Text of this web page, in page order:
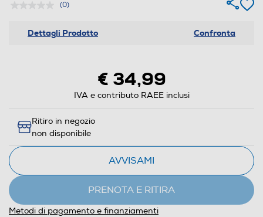
(0)
Dettagli Prodotto Confronta
€ 34,99
IVA e contributo RAEE inclusi
Ritiro in negozio
non disponibile
AVVISAMI
PRENOTA E RITIRA
Metodi di pagamento e finanziamenti